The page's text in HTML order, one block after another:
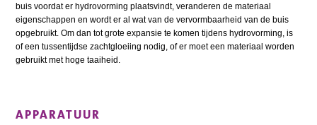
buis voordat er hydrovorming plaatsvindt, veranderen de materiaal
eigenschappen en wordt er al wat van de vervormbaarheid van de buis
opgebruikt. Om dan tot grote expansie te komen tijdens hydrovorming, is
of een tussentijdse zachtgloeiing nodig, of er moet een materiaal worden
gebruikt met hoge taaiheid.
APPARATUUR